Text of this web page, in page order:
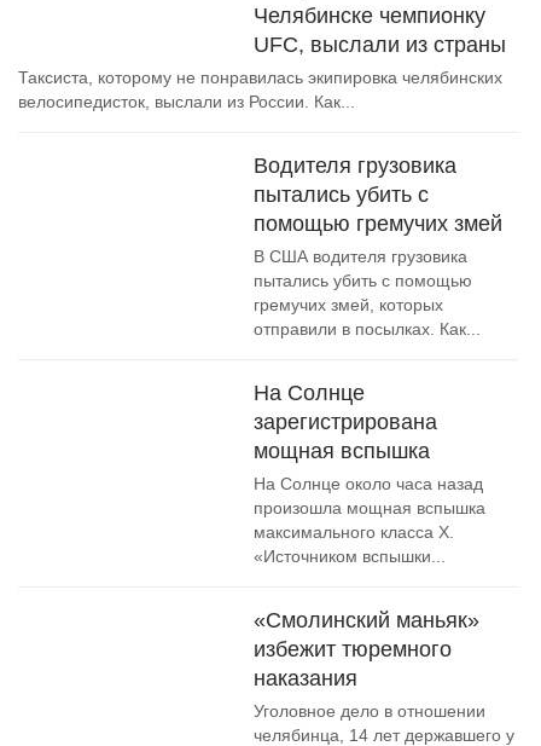
Челябинске чемпионку
UFC, выслали из страны
Таксиста, которому не понравилась экипировка челябинских
велосипедисток, выслали из России. Как...
Водителя грузовика
пытались убить с
помощью гремучих змей
В США водителя грузовика
пытались убить с помощью
гремучих змей, которых
отправили в посылках. Как...
На Солнце
зарегистрирована
мощная вспышка
На Солнце около часа назад
произошла мощная вспышка
максимального класса Х.
«Источником вспышки...
«Смолинский маньяк»
избежит тюремного
наказания
Уголовное дело в отношении
челябинца, 14 лет державшего у